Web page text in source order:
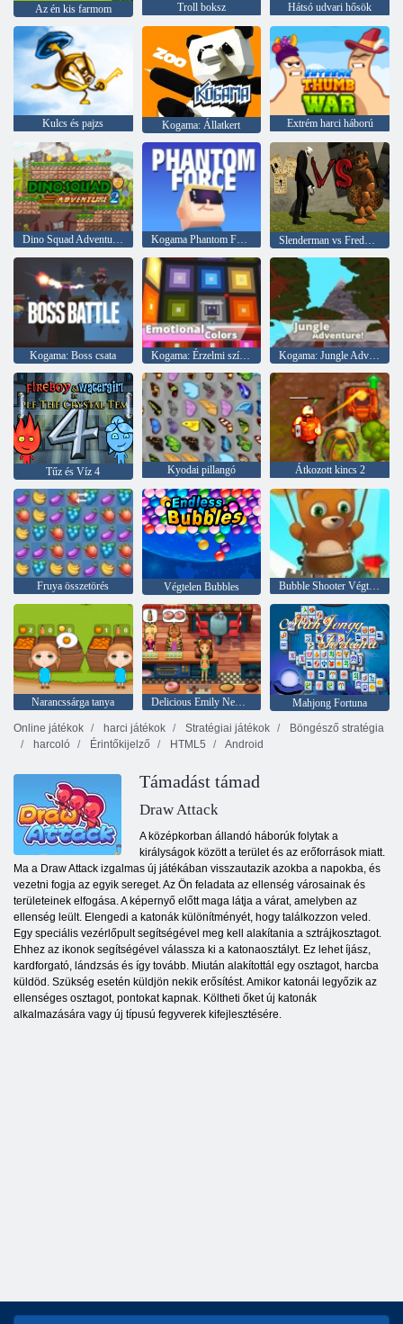
Az én kis farmom Troll boksz Hátsó udvari hősök
Kulcs és pajzs Kogama: Állatkert Extrém harci háború
Dino Squad Adventure 2 Kogama Phantom Force Slenderman vs Freddy A Fazbear
Kogama: Boss csata Kogama: Érzelmi színek Kogama: Jungle Adventure
Tűz és Víz 4 Kyodai pillangó Átkozott kincs 2
Fruya összetörés Végtelen Bubbles Bubble Shooter Végtelen
Narancssárga tanya Delicious Emily New Beginning
Mahjong Fortuna
Online játékok
harci játékok Stratégiai játékok
Böngésző stratégia
harcoló
Érintőkijelző HTML5 Android
Támadást támad
Draw Attack
A középkorban állandó háborúk folytak a
királyságok között a terület és az erőforrások miatt.
Ma a Draw Attack izgalmas új játékában visszautazik azokba a napokba, és
vezetni fogja az egyik sereget. Az Ön feladata az ellenség városainak és
területeinek elfogása. A képernyő előtt maga látja a várat, amelyben az
ellenség leült. Elengedi a katonák különítményét, hogy találkozzon veled.
Egy speciális vezérlőpult segítségével meg kell alakítania a sztrájkosztagot.
Ehhez az ikonok segítségével válassza ki a katonaosztályt. Ez lehet íjász,
kardforgató, lándzsás és így tovább. Miután alakítottál egy osztagot, harcba
küldöd. Szükség esetén küldjön nekik erősítést. Amikor katonái legyőzik az
ellenséges osztagot, pontokat kapnak. Költheti őket új katonák
alkalmazására vagy új típusú fegyverek kifejlesztésére.